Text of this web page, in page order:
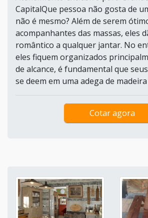
CapitalQue pessoa não gosta de
não é mesmo? Além de serem
acompanhantes das massas, eles
romântico a qualquer jantar. No
eles fiquem organizados
de alcance, é fundamental que
se deem em uma adega de madeira
Cotar agora